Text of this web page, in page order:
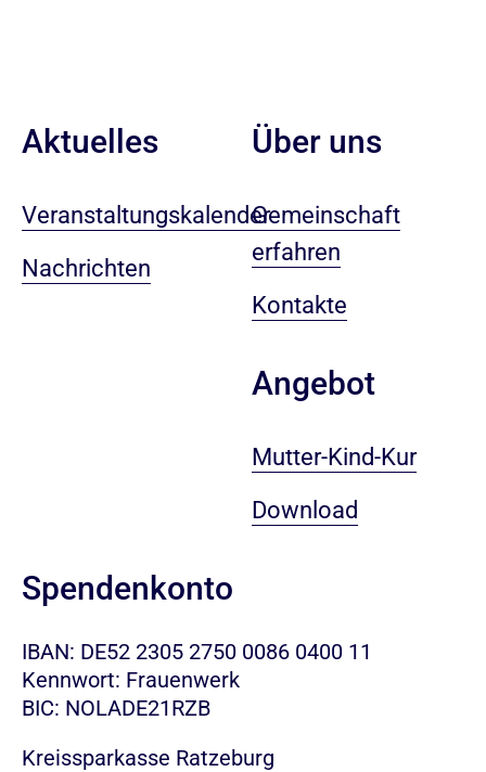
Aktuelles
Veranstaltungskalender
Nachrichten
Über uns
Gemeinschaft
erfahren
Kontakte
Angebot
Mutter-Kind-Kur
Download
Spendenkonto
IBAN: DE52 2305 2750 0086 0400 11
Kennwort: Frauenwerk
BIC: NOLADE21RZB
Kreissparkasse Ratzeburg